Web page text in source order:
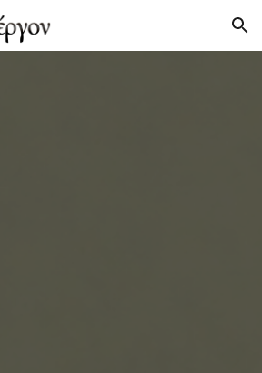
Skip to navigation